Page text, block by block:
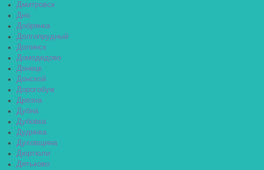
Дмитровск
Дно
Добрянка
Долгопрудный
Долинск
Домодедово
Донецк
Донской
Дорогобуж
Дрезна
Дубна
Дубовка
Дудинка
Духовщина
Дюртюли
Дятьково